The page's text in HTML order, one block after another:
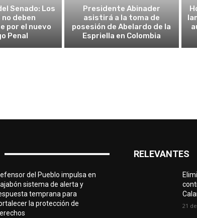
Senado: Los
deben
por el nuevo
Penal
Presidente Abinader
asistirá a la toma de
posesión de Abelardo de la
Espriella en Colombia
del Pueblo impulsa en
sistema de alerta y
temprana para
la protección de
RELEVANTES
21